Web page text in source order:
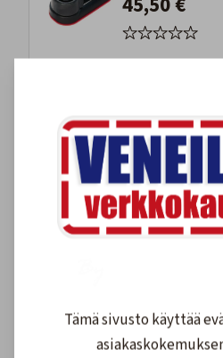
Harken 40
61,90 €
Tämä sivusto käyttää